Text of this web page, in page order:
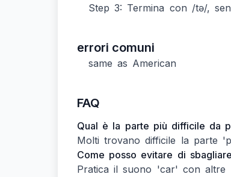
Step 3: Termina con /tə/,
errori comuni
same as American
FAQ
Qual è la parte più difficile da
Molti trovano difficile la parte
Come posso evitare di
Pratica il suono 'car' con altre